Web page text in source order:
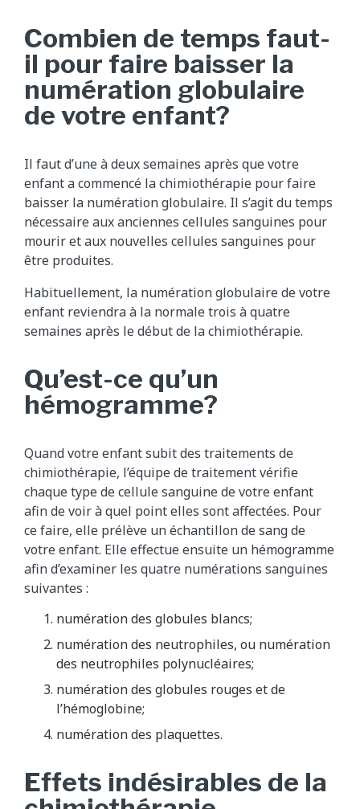
Combien de temps faut-
il pour faire baisser la
numération globulaire
de votre enfant?
Il faut d’une à deux semaines après que votre
enfant a commencé la chimiothérapie pour faire
baisser la numération globulaire. Il s’agit du temps
nécessaire aux anciennes cellules sanguines pour
mourir et aux nouvelles cellules sanguines pour
être produites.
Habituellement, la numération globulaire de votre
enfant reviendra à la normale trois à quatre
semaines après le début de la chimiothérapie.
Qu’est-ce qu’un
hémogramme?
Quand votre enfant subit des traitements de
chimiothérapie, l’équipe de traitement vérifie
chaque type de cellule sanguine de votre enfant
afin de voir à quel point elles sont affectées. Pour
ce faire, elle prélève un échantillon de sang de
votre enfant. Elle effectue ensuite un hémogramme
afin d’examiner les quatre numérations sanguines
suivantes :
numération des globules blancs;
numération des neutrophiles, ou numération
des neutrophiles polynucléaires;
numération des globules rouges et de
l’hémoglobine;
numération des plaquettes.
Effets indésirables de la